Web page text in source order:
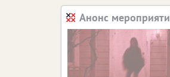
Анонс